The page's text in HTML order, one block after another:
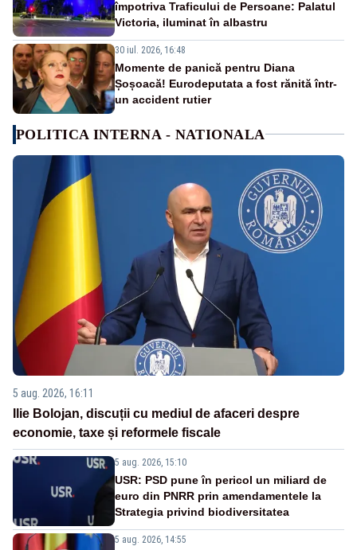
împotriva Traficului de Persoane: Palatul
Victoria, iluminat în albastru
30 iul. 2026, 16:48
Momente de panică pentru Diana
Șoșoacă! Eurodeputata a fost rănită într-
un accident rutier
POLITICA INTERNA - NATIONALA
5 aug. 2026, 16:11
Ilie Bolojan, discuții cu mediul de afaceri despre
economie, taxe și reformele fiscale
5 aug. 2026, 15:10
USR: PSD pune în pericol un miliard de
euro din PNRR prin amendamentele la
Strategia privind biodiversitatea
5 aug. 2026, 14:55